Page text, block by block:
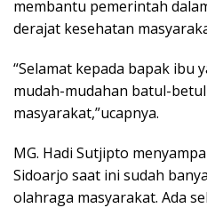
membantu pemerintah
derajat kesehatan
“Selamat kepada bapak ibu
mudah-mudahan batul-
masyarakat,”ucapnya.
MG. Hadi Sutjipto
Sidoarjo saat ini sudah
olahraga masyarakat. Ada